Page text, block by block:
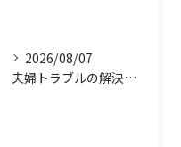
2026/08/07
夫婦トラブルの解決に役立つカウンセリングと滋賀県近江八幡市で相談先を選ぶコツ